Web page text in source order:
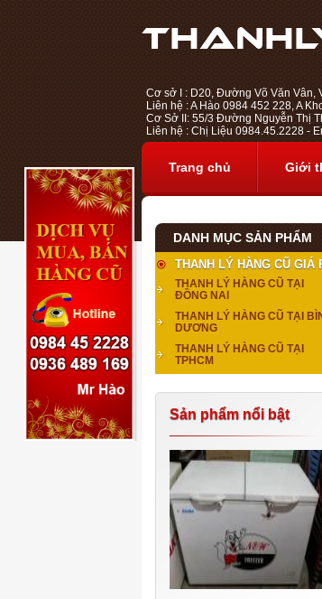
Cơ sở I : D20, Đường Võ Văn Vân,
Liên hệ : A Hào 0984 452 228, A
Cơ Sở II: 55/3 Đường Nguyễn Thị
Liên hệ : Chị Liệu 0984.45.2228 -
Trang chủ Giới
DANH MỤC SẢN PHẨM
THANH LÝ HÀNG CŨ GIÁ
THANH LÝ HÀNG CŨ TẠI
ĐỒNG NAI
THANH LÝ HÀNG CŨ TẠI
DƯƠNG
THANH LÝ HÀNG CŨ TẠI
TPHCM
Sản phẩm nổi bật